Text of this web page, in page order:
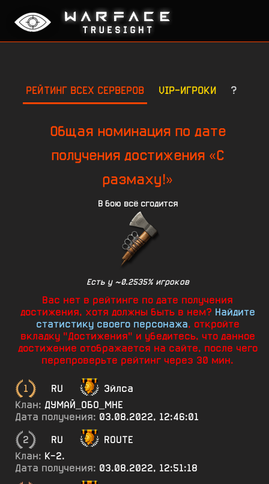
РЕЙТИНГ ВСЕХ СЕРВЕРОВ VIP-ИГРОКИ ?
Общая номинация по дате
получения достижения «С
размаху!»
В бою всё сгодится
Есть у ~0.2535% игроков
Вас нет в рейтинге по дате получения
достижения, хотя должны быть в нем? Найдите
статистику своего персонажа, откройте
вкладку "Достижения" и убедитесь, что данное
достижение отображается на сайте, после чего
перепроверьте рейтинг через 30 мин.
1 RU
Эйлса
Клан: ДУМАЙ_ОБО_МНЕ
Дата получения: 03.08.2022, 12:46:01
2
RU
ROUTE
Клан: К-2.
Дата получения: 03.08.2022, 12:51:18